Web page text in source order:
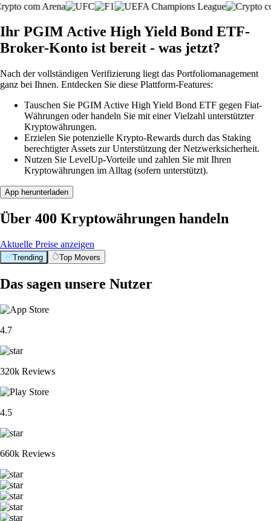
Ihr PGIM Active High Yield Bond ETF-
Broker-Konto ist bereit - was jetzt?
Nach der vollständigen Verifizierung liegt das Portfoliomanagement
ganz bei Ihnen. Entdecken Sie diese Plattform-Features:
Tauschen Sie PGIM Active High Yield Bond ETF gegen Fiat-
Währungen oder handeln Sie mit einer Vielzahl unterstützter
Kryptowährungen.
Erzielen Sie potenzielle Krypto-Rewards durch das Staking
berechtigter Assets zur Unterstützung der Netzwerksicherheit.
Nutzen Sie LevelUp-Vorteile und zahlen Sie mit Ihren
Kryptowährungen im Alltag (sofern unterstützt).
App herunterladen
Über 400 Kryptowährungen handeln
Aktuelle Preise anzeigen
Trending Top Movers
Das sagen unsere Nutzer
4.7
320k Reviews
4.5
660k Reviews